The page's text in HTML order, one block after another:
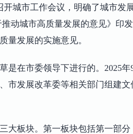
开城市工作会议，明确了城市发
推动城市高质量发展的意见》印
量发展的实施意见。
是在市委领导下进行的。2025
市发展改革委等相关部门组建
三大板块。第一板块包括第一部